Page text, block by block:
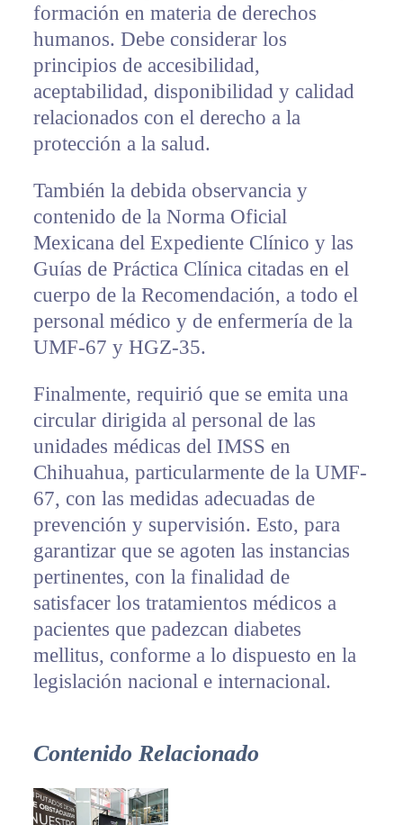
formación en materia de derechos
humanos. Debe considerar los
principios de accesibilidad,
aceptabilidad, disponibilidad y calidad
relacionados con el derecho a la
protección a la salud.
También la debida observancia y
contenido de la Norma Oficial
Mexicana del Expediente Clínico y las
Guías de Práctica Clínica citadas en el
cuerpo de la Recomendación, a todo el
personal médico y de enfermería de la
UMF-67 y HGZ-35.
Finalmente, requirió que se emita una
circular dirigida al personal de las
unidades médicas del IMSS en
Chihuahua, particularmente de la UMF-
67, con las medidas adecuadas de
prevención y supervisión. Esto, para
garantizar que se agoten las instancias
pertinentes, con la finalidad de
satisfacer los tratamientos médicos a
pacientes que padezcan diabetes
mellitus, conforme a lo dispuesto en la
legislación nacional e internacional.
Contenido Relacionado